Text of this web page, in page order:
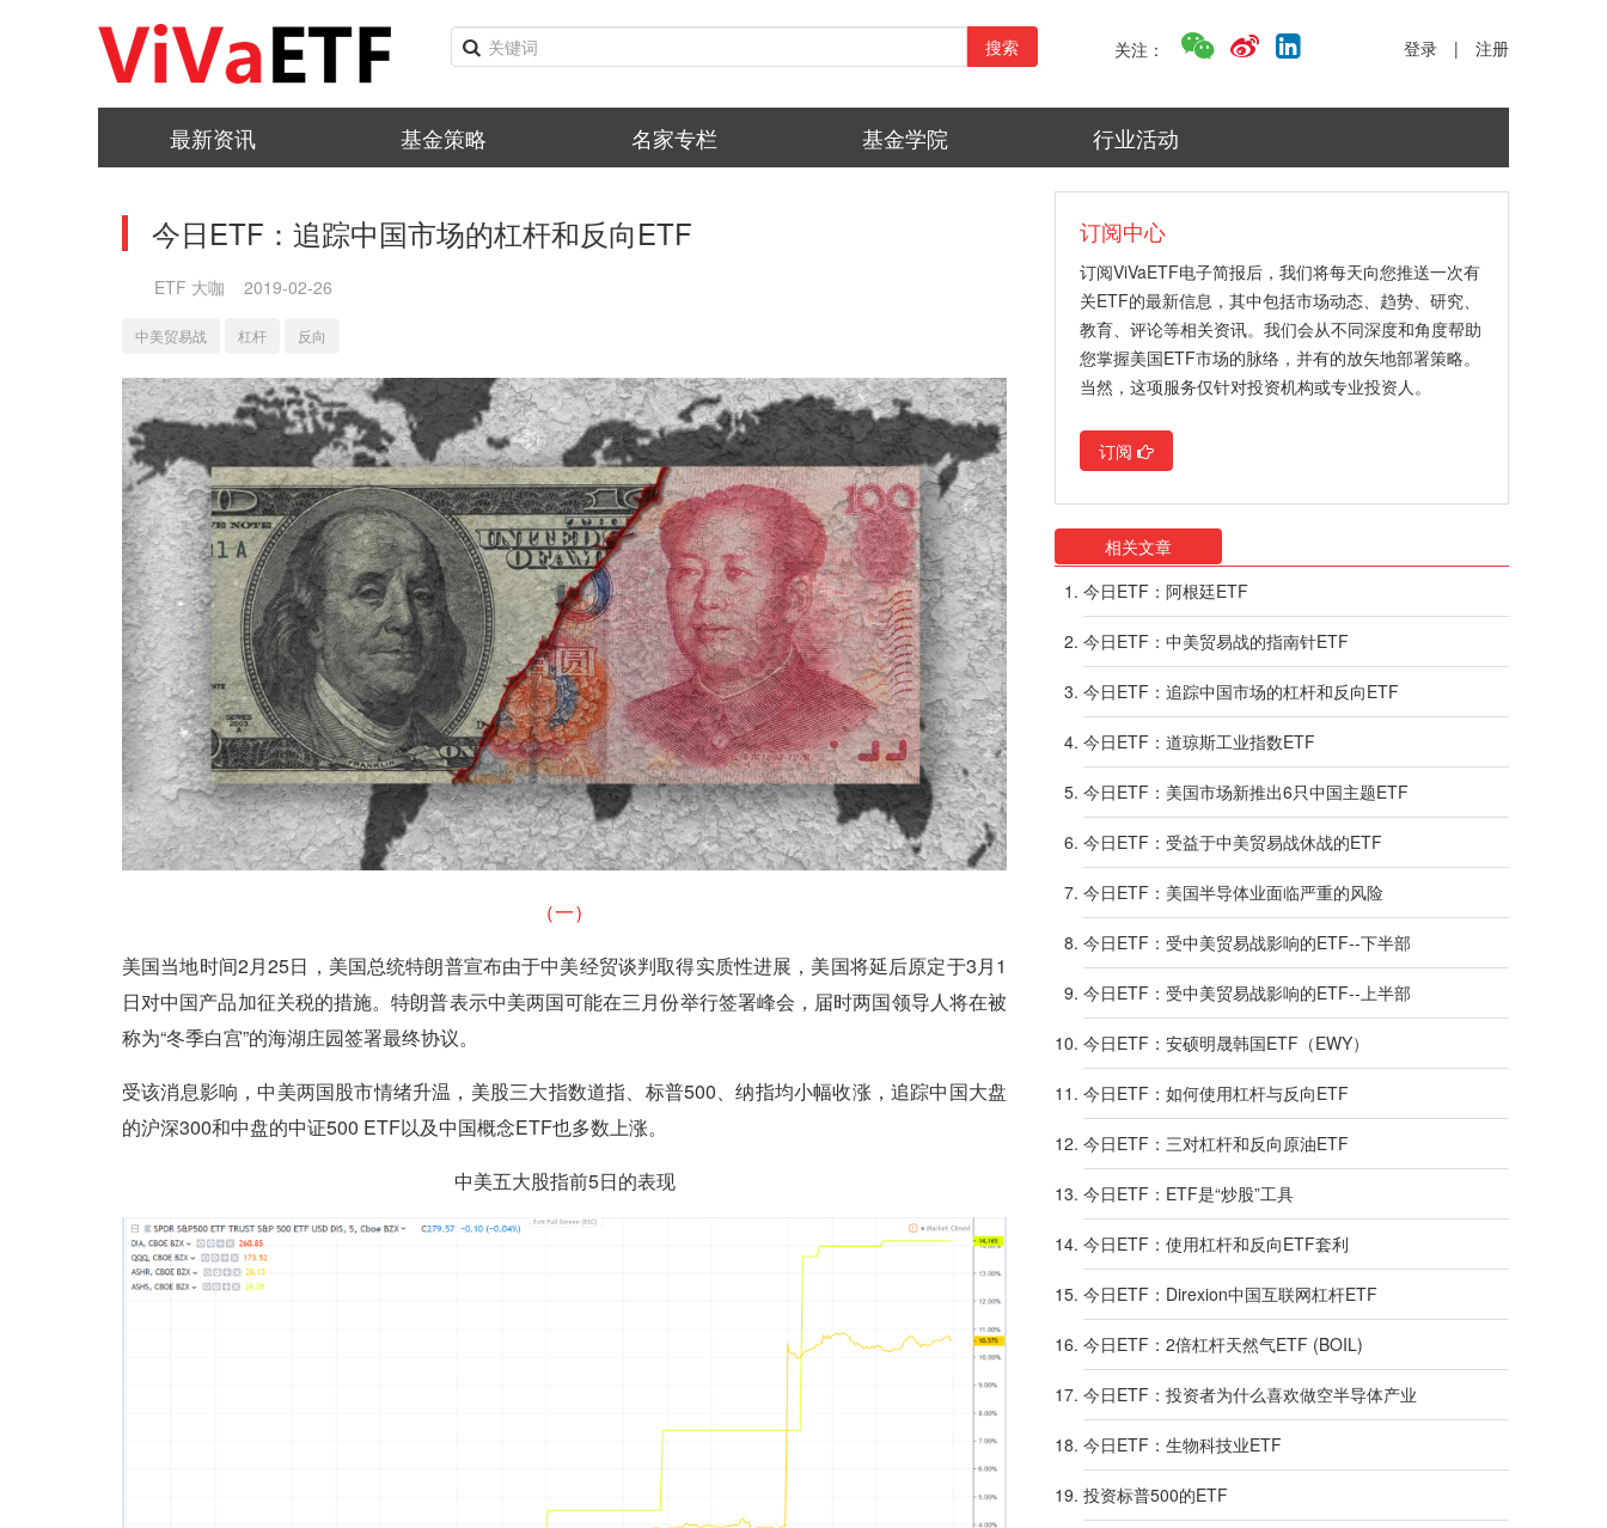
搜索 关注： 登录 | 注册
最新资讯 基金策略 名家专栏 基金学院 行业活动
今日ETF：追踪中国市场的杠杆和反向ETF
ETF 大咖 2019-02-26
中美贸易战 杠杆 反向
（一）
美国当地时间2月25日，美国总统特朗普宣布由于中美经贸谈判取得实质性进展，美国将延后原定于3月1
日对中国产品加征关税的措施。特朗普表示中美两国可能在三月份举行签署峰会，届时两国领导人将在被
称为“冬季白宫”的海湖庄园签署最终协议。
受该消息影响，中美两国股市情绪升温，美股三大指数道指、标普500、纳指均小幅收涨，追踪中国大盘
的沪深300和中盘的中证500 ETF以及中国概念ETF也多数上涨。
中美五大股指前5日的表现
订阅中心
订阅ViVaETF电子简报后，我们将每天向您推送一次有
关ETF的最新信息，其中包括市场动态、趋势、研究、
教育、评论等相关资讯。我们会从不同深度和角度帮助
您掌握美国ETF市场的脉络，并有的放矢地部署策略。
当然，这项服务仅针对投资机构或专业投资人。
订阅
相关文章
今日ETF：阿根廷ETF
今日ETF：中美贸易战的指南针ETF
今日ETF：追踪中国市场的杠杆和反向ETF
今日ETF：道琼斯工业指数ETF
今日ETF：美国市场新推出6只中国主题ETF
今日ETF：受益于中美贸易战休战的ETF
今日ETF：美国半导体业面临严重的风险
今日ETF：受中美贸易战影响的ETF--下半部
今日ETF：受中美贸易战影响的ETF--上半部
今日ETF：安硕明晟韩国ETF（EWY）
今日ETF：如何使用杠杆与反向ETF
今日ETF：三对杠杆和反向原油ETF
今日ETF：ETF是“炒股”工具
今日ETF：使用杠杆和反向ETF套利
今日ETF：Direxion中国互联网杠杆ETF
今日ETF：2倍杠杆天然气ETF (BOIL)
今日ETF：投资者为什么喜欢做空半导体产业
今日ETF：生物科技业ETF
投资标普500的ETF